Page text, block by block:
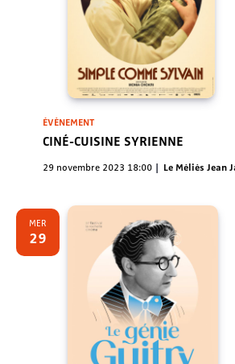
ÉVÈNEMENT
CINÉ-CUISINE SYRIENNE
29 novembre 2023 18:00 Le Méliès Jean
MER
29